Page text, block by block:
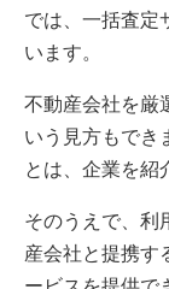
では、一括査定
います。
不動産会社を厳
いう見方もでき
とは、企業を紹
そのうえで、利
産会社と提携す